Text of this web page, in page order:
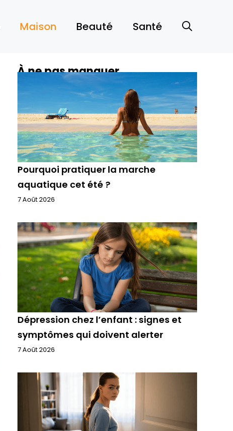
Maison Beauté Santé
À ne pas manquer
Pourquoi pratiquer la marche
aquatique cet été ?
7 Août 2026
Dépression chez l’enfant : signes et
symptômes qui doivent alerter
7 Août 2026